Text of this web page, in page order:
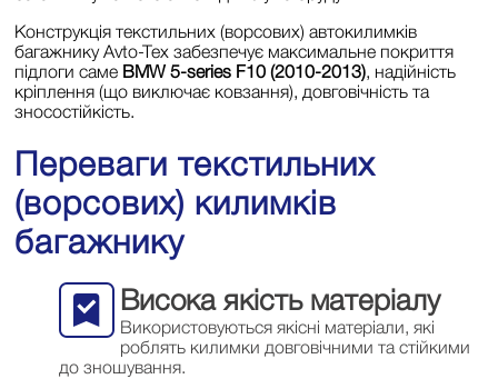
Конструкція текстильних (ворсових) автокилимків
багажнику Avto-Tex забезпечує максимальне покриття
підлоги саме BMW 5-series F10 (2010-2013), надійність
кріплення (що виключає ковзання), довговічність та
зносостійкість.
Переваги текстильних
(ворсових) килимків
багажнику
Висока якість матеріалу
Використовуються якісні матеріали, які
роблять килимки довговічними та стійкими
до зношування.